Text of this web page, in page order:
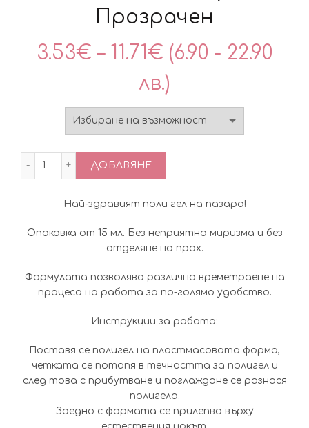
Прозрачен
3.53€ – 11.71€ Price
range:
3.53€
11.71€
(6.90 - 22.90
лв.)
количество за Полигел Pretty-Прозрачен
ДОБАВЯНЕ
Най-здравият поли гел на пазара!
Опаковка от 15 мл. Без неприятна миризма и без
отделяне на прах.
Формулата позволява различно времетраене на
процеса на работа за по-голямо удобство.
Инструкции за работа:
Поставя се полигел на пластмасовата форма,
четката се потапя в течността за полигел и
след това с прибутване и поглаждане се разнася
полигела.
Заедно с формата се прилепва върху